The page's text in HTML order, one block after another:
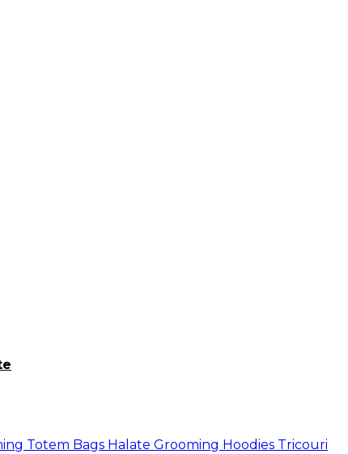
Totem Bags Halate Grooming Hoodies Tricouri